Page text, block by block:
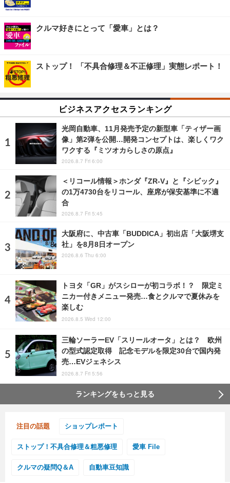
クルマ好きにとって「愛車」とは？
ストップ！ 「不具合修理＆不正修理」実態レポート！
ビジネスアクセスランキング
光岡自動車、11月発売予定の新型車「ティザー画
像」第2弾を公開…開発コンセプトは、楽しくワク
ワクする『ミツオカらしさの原点』
2026.8.7 Fri 6:00
＜リコール情報＞ホンダ『ZR-V』と『シビック』
の1万4730台をリコール、座席が保安基準に不適
合
2026.8.7 Fri 5:45
大阪府に、中古車「BUDDICA」初出店「大阪堺支
社」を8月8日オープン
2026.8.6 Thu 6:00
トヨタ「GR」がスシローが初コラボ！？ 限定ミ
ニカー付きメニュー発売…食とクルマで夏休みを
楽しむ
2026.8.5 Wed 12:00
三輪ソーラーEV「スリールオータ」とは？ 欧州
の型式認定取得 記念モデルを限定30台で国内発
売…EVジェネシス
2026.8.7 Fri 5:56
ランキングをもっと見る
注目の話題 ショップレポート
ストップ！不具合修理＆粗悪修理 愛車 File
クルマの疑問Q＆A 自動車豆知識